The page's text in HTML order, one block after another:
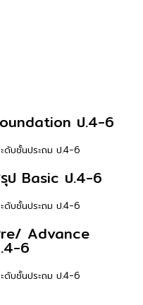
ป.4-6
ดับชั้นประถม ป.4-6
ป Basic ป.4-6
ดับชั้นประถม ป.4-6
Advance
6
ดับชั้นประถม ป.4-6